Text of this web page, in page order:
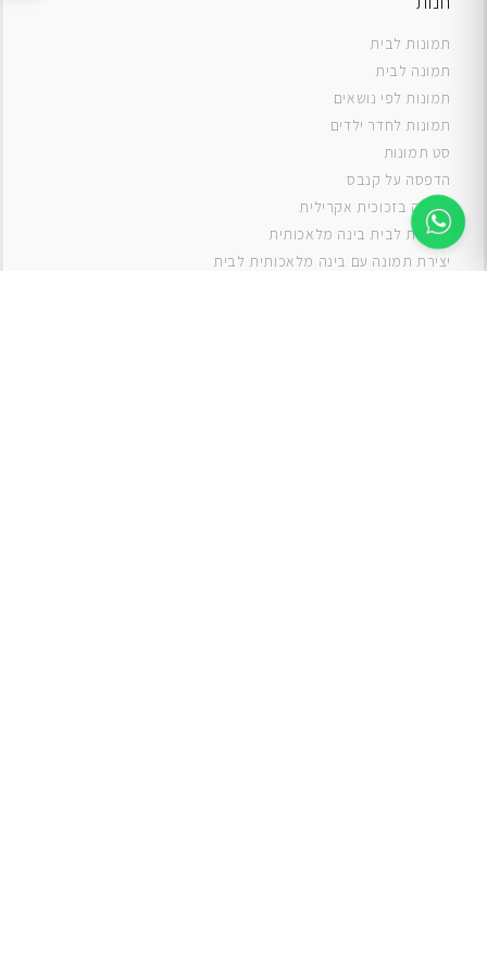
תמונות לבית
תמונה לבית
תמונות לפי נושאים
תמונות לחדר ילדים
סט תמונות
הדפסה על קנבס
תמונה בזכוכית אקרילית
תמונות לבית בינה מלאכותית
יצירת תמונה עם בינה מלאכותית לבית